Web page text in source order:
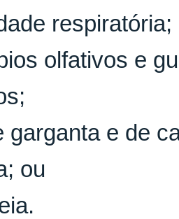
respiratória;
olfativos e
garganta e de
ou